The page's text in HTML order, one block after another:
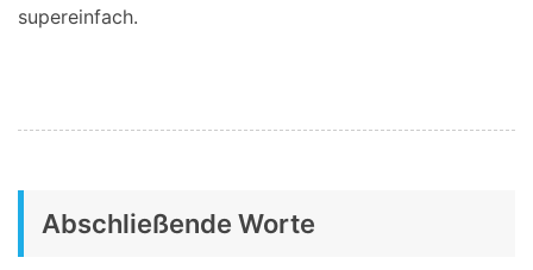
supereinfach.
Abschließende Worte